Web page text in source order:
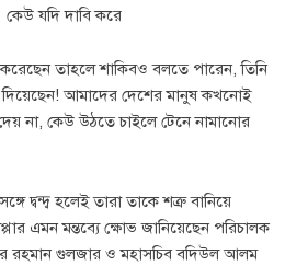
কেউ যদি দাবি করে
করেছেন তাহলে শাকিবও বলতে পারেন, তিনি
দিয়েছেন! আমাদের দেশের মানুষ কখনোই
না, কেউ উঠতে চাইলে টেনে নামানোর
দ্বন্দ্ব হলেই তারা তাকে শত্রু বানিয়ে
এমন মন্তব্যে ক্ষোভ জানিয়েছেন পরিচালক
রহমান গুলজার ও মহাসচিব বদিউল আলম